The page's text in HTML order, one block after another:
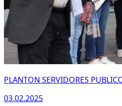
PLANTON SERVIDORES
03.02.2025